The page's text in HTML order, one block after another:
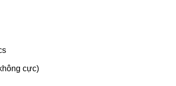
cực)